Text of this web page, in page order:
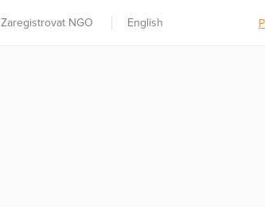
Zaregistrovat NGO English